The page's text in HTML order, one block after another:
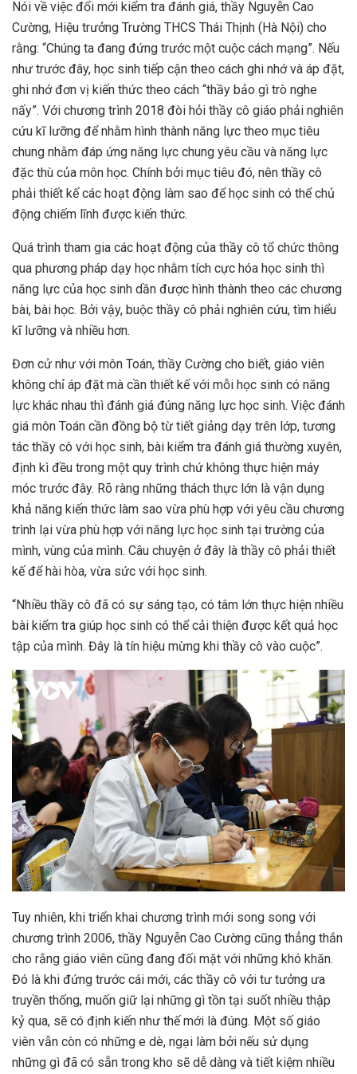
Nói về việc đổi mới kiểm tra đánh giá, thầy Nguyễn Cao
Cường, Hiệu trưởng Trường THCS Thái Thịnh (Hà Nội) cho
rằng: “Chúng ta đang đứng trước một cuộc cách mạng”. Nếu
như trước đây, học sinh tiếp cận theo cách ghi nhớ và áp đặt,
ghi nhớ đơn vị kiến thức theo cách “thầy bảo gì trò nghe
nấy”. Với chương trình 2018 đòi hỏi thầy cô giáo phải nghiên
cứu kĩ lưỡng để nhằm hình thành năng lực theo mục tiêu
chung nhằm đáp ứng năng lực chung yêu cầu và năng lực
đặc thù của môn học. Chính bởi mục tiêu đó, nên thầy cô
phải thiết kế các hoạt động làm sao để học sinh có thể chủ
động chiếm lĩnh được kiến thức.
Quá trình tham gia các hoạt động của thầy cô tổ chức thông
qua phương pháp dạy học nhằm tích cực hóa học sinh thì
năng lực của học sinh dần được hình thành theo các chương
bài, bài học. Bởi vậy, buộc thầy cô phải nghiên cứu, tìm hiểu
kĩ lưỡng và nhiều hơn.
Đơn cử như với môn Toán, thầy Cường cho biết, giáo viên
không chỉ áp đặt mà cần thiết kế với mỗi học sinh có năng
lực khác nhau thì đánh giá đúng năng lực học sinh. Việc đánh
giá môn Toán cần đồng bộ từ tiết giảng dạy trên lớp, tương
tác thầy cô với học sinh, bài kiểm tra đánh giá thường xuyên,
định kì đều trong một quy trình chứ không thực hiện máy
móc trước đây. Rõ ràng những thách thực lớn là vận dụng
khả năng kiến thức làm sao vừa phù hợp với yêu cầu chương
trình lại vừa phù hợp với năng lực học sinh tại trường của
mình, vùng của mình. Câu chuyện ở đây là thầy cô phải thiết
kế để hài hòa, vừa sức với học sinh.
“Nhiều thầy cô đã có sự sáng tạo, có tâm lớn thực hiện nhiều
bài kiểm tra giúp học sinh có thể cải thiện được kết quả học
tập của mình. Đây là tín hiệu mừng khi thầy cô vào cuộc”.
Tuy nhiên, khi triển khai chương trình mới song song với
chương trình 2006, thầy Nguyễn Cao Cường cũng thẳng thắn
cho rằng giáo viên cũng đang đối mặt với những khó khăn.
Đó là khi đứng trước cái mới, các thầy cô với tư tưởng ưa
truyền thống, muốn giữ lại những gì tồn tại suốt nhiều thập
kỷ qua, sẽ có định kiến như thế mới là đúng. Một số giáo
viên vẫn còn có những e dè, ngại làm bởi nếu sử dụng
những gì đã có sẵn trong kho sẽ dễ dàng và tiết kiệm nhiều